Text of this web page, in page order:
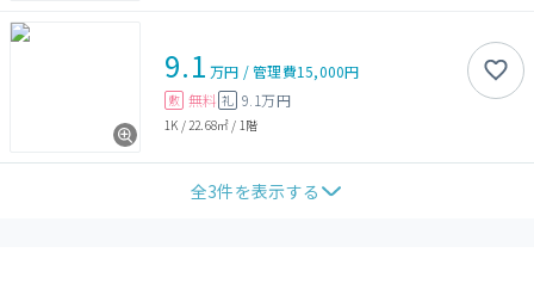
9.1 万円 /管理費15,000円
敷 無料 礼 9.1万円
1K / 22.68㎡ / 1階
全3件を表示する